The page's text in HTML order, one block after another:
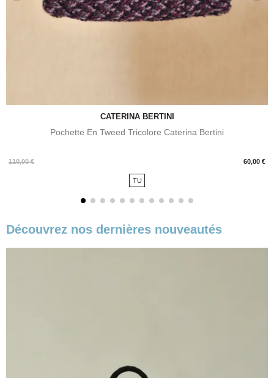
CATERINA BERTINI
Pochette En Tweed Tricolore Caterina Bertini
110,00 € 60,00 €
Prix
TU
Découvrez nos dernières nouveautés